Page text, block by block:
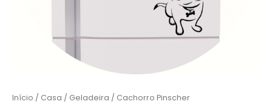
Início / Casa / Geladeira / Cachorro Pinscher